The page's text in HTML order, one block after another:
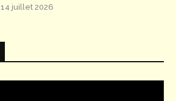
14 juillet 2026